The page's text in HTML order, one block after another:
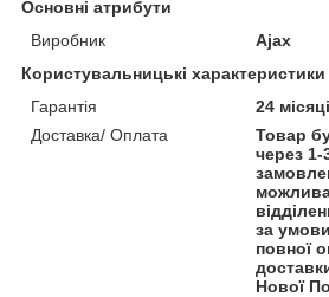
Основні атрибути
Виробник
Ajax
Користувальницькі характеристики
Гарантія
24 місяці
Доставка/ Оплата
Товар
через 1-
за
повної
Нової